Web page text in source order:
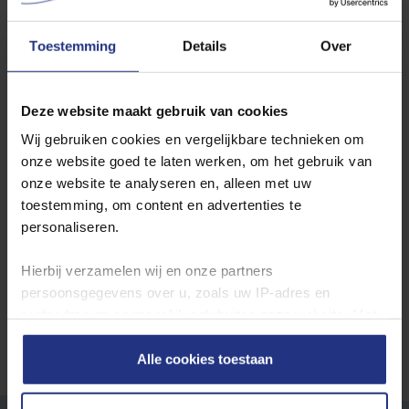
Toestemming Details Over
Deze website maakt gebruik van cookies
Wij gebruiken cookies en vergelijkbare technieken om
onze website goed te laten werken, om het gebruik van
onze website te analyseren en, alleen met uw
toestemming, om content en advertenties te
personaliseren.
Hierbij verzamelen wij en onze partners
persoonsgegevens over u, zoals uw IP‑adres en
deze gegevens kunnen wij een profiel van u opbouwen
zodat wij onze content en communicatie kunnen
afstemmen op uw voorkeuren. Partners kunnen deze
Alle cookies toestaan
Dorst
productielocatie.
Waterkwaliteit in andere plaatsen
Locatie